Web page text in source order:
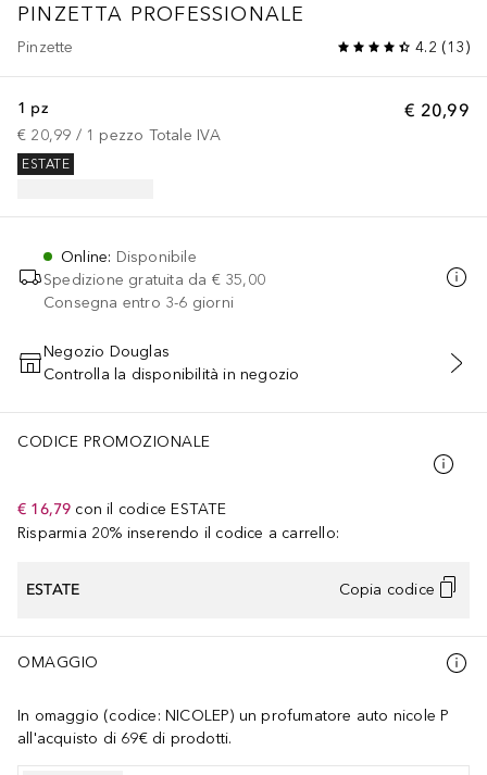
PINZETTA PROFESSIONALE
Pinzette 4.2 (13)
€ 20,99
1 pz
€ 20,99 / 1 pezzo Totale IVA
ESTATE
Online: Disponibile
Spedizione gratuita da € 35,00
Consegna entro 3-6 giorni
AGGIUNGI AL CARRELLO
Negozio Douglas
Controlla la disponibilità in negozio
CODICE PROMOZIONALE
€ 16,79 con il codice ESTATE
Risparmia 20% inserendo il codice a carrello:
ESTATE Copia codice
OMAGGIO
In omaggio (codice: NICOLEP) un profumatore auto nicole P
all'acquisto di 69€ di prodotti.